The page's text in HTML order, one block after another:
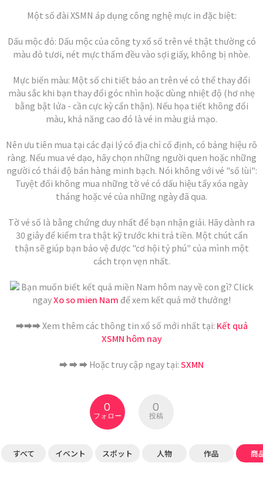
Một số đài XSMN áp dụng công nghệ mực in đặc biệt:
Dấu mộc đỏ: Dấu mộc của công ty xổ số trên vé thật thường có
màu đỏ tươi, nét mực thấm đều vào sợi giấy, không bị nhòe.
Mực biến màu: Một số chi tiết bảo an trên vé có thể thay đổi
màu sắc khi bạn thay đổi góc nhìn hoặc dùng nhiệt độ (hơ nhẹ
bằng bật lửa - cần cực kỳ cẩn thận). Nếu họa tiết không đổi
màu, khả năng cao đó là vé in màu giả mạo.
Nên ưu tiên mua tại các đại lý có địa chỉ cố định, có bảng hiệu rõ
ràng. Nếu mua vé dạo, hãy chọn những người quen hoặc những
người có thái độ bán hàng minh bạch. Nói không với vé "số lùi":
Tuyệt đối không mua những tờ vé có dấu hiệu tẩy xóa ngày
tháng hoặc vé của những ngày đã qua.
Tờ vé số là bằng chứng duy nhất để bạn nhận giải. Hãy dành ra
30 giây để kiểm tra thật kỹ trước khi trả tiền. Một chút cẩn
thận sẽ giúp bạn bảo vệ được "cơ hội tỷ phú" của mình một
cách trọn vẹn nhất.
Bạn muốn biết kết quả miền Nam hôm nay về con gì? Click
ngayXo so mien Namđể xem kết quả mở thưởng!
➡️➡️➡️ Xem thêm các thông tin xổ số mới nhất tại: Kết quả
XSMN hôm nay
➡️ ➡️ ➡️ Hoặc truy cập ngay tại:SXMN
0
フォロー
0
投稿
すべて イベント スポット 人物 作品 商